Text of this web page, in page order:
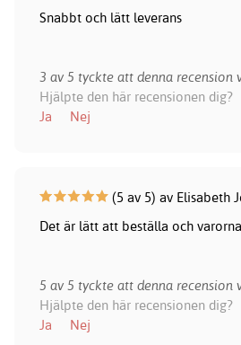
Snabbt och lätt leverans
3 av 5 tyckte att denna recension
Hjälpte den här recensionen dig?
Ja
Nej
(5 av 5) av Elisabeth
Det är lätt att beställa och
5 av 5 tyckte att denna recension
Hjälpte den här recensionen dig?
Ja
Nej